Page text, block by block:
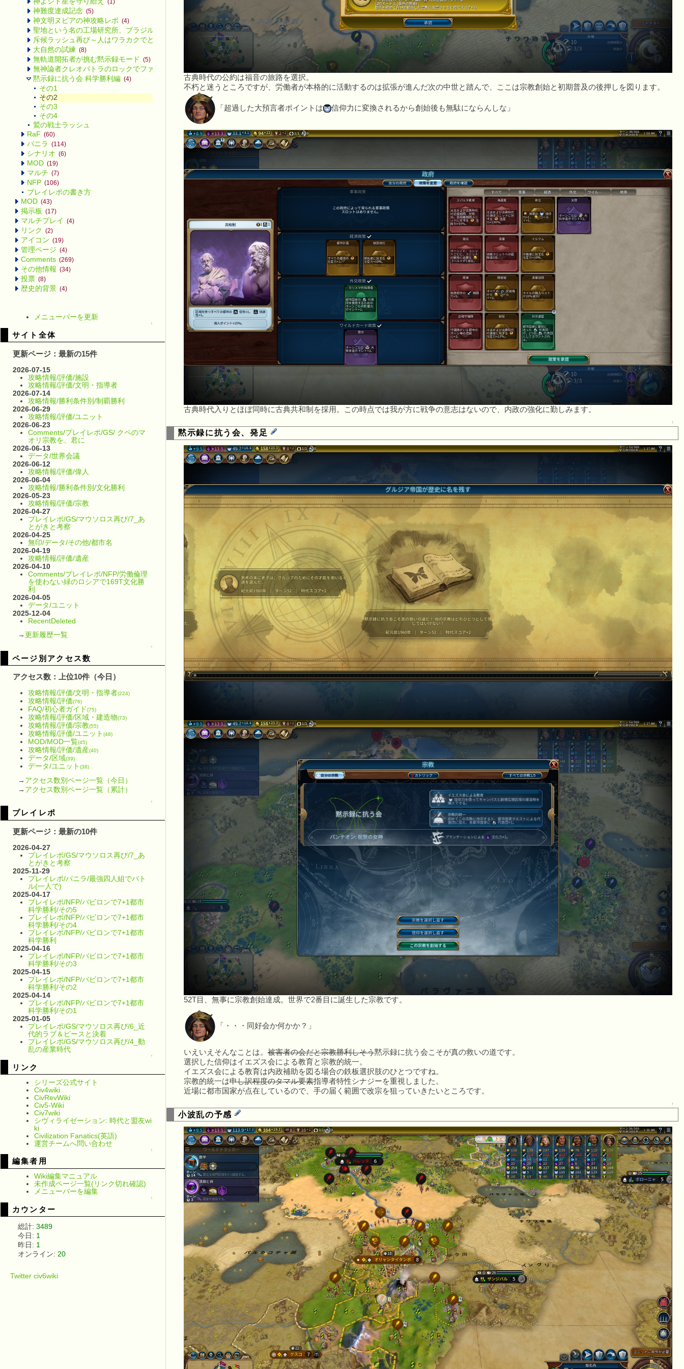
(1)
神難度達成記念 (5)
神文明ヌビアの神攻略レポ (4)
聖地という名の工場研究所、ブラジル
斥候ラッシュ再び～人はワラカクでどこまで行けるのか～(4)
大自然の試練 (8)
無軌道開拓者が挑む黙示録モード (5)
無神論者クレオパトラのロックでファラオな芸術革命
黙示録に抗う会 科学勝利編 (4)
その1
その2
その3
その4
鷲の戦士ラッシュ
RaF (60)
バニラ (114)
シナリオ (6)
MOD (19)
マルチ (7)
NFP (106)
プレイレポの書き方
MOD (43)
掲示板 (17)
マルチプレイ (4)
リンク (2)
アイコン (19)
管理ページ (4)
Comments (269)
その他情報 (34)
投票 (8)
歴史的背景 (4)
メニューバーを更新
↑
サイト全体
更新ページ：最新の15件
2026-07-15
攻略情報/評価/施設
攻略情報/評価/文明・指導者
2026-07-14
攻略情報/勝利条件別/制覇勝利
2026-06-29
攻略情報/評価/ユニット
2026-06-23
Comments/プレイレポ/GS/ クペのマ
オリ宗教を、君に
2026-06-13
データ/世界会議
2026-06-12
攻略情報/評価/偉人
2026-06-04
攻略情報/勝利条件別/文化勝利
2026-05-23
攻略情報/評価/宗教
2026-04-27
プレイレポ/GS/マウソロス再び/7_あ
とがきと考察
2026-04-25
無印/データ/その他/都市名
2026-04-19
攻略情報/評価/遺産
2026-04-10
Comments/プレイレポ/NFP/労働倫理
を使わない緑のロシアで169T文化勝
利
2026-04-05
データ/ユニット
2025-12-04
RecentDeleted
→更新履歴一覧
↑
ページ別アクセス数
アクセス数：上位10件（今日）
攻略情報/評価/文明・指導者(224)
攻略情報/評価(76)
FAQ/初心者ガイド(75)
攻略情報/評価/区域・建造物(73)
攻略情報/評価/宗教(55)
攻略情報/評価/ユニット (48)
MOD/MOD一覧(45)
攻略情報/評価/遺産(40)
データ/区域(39)
データ/ユニット (38)
→ アクセス数別ページ一覧（今日）
→ アクセス数別ページ一覧（累計）
↑
プレイレポ
更新ページ：最新の10件
2026-04-27
プレイレポ/GS/マウソロス再び/7_あ
とがきと考察
2025-11-29
プレイレポ/バニラ/最強四人組でバト
ル(一人で)
2025-04-17
プレイレポ/NFP/バビロンで7+1都市
科学勝利/その5
プレイレポ/NFP/バビロンで7+1都市
科学勝利/その4
プレイレポ/NFP/バビロンで7+1都市
科学勝利
2025-04-16
プレイレポ/NFP/バビロンで7+1都市
科学勝利/その3
2025-04-15
プレイレポ/NFP/バビロンで7+1都市
科学勝利/その2
2025-04-14
プレイレポ/NFP/バビロンで7+1都市
科学勝利/その1
2025-01-05
プレイレポ/GS/マウソロス再び/6_近
代的ラブ＆ピースと決着
プレイレポ/GS/マウソロス再び/4_動
乱の産業時代
↑
リンク
シリーズ公式サイト
Civ4wiki
CivRevWiki
Civ5-Wiki
Civ7wiki
シヴィライゼーション: 時代と盟友wi
ki
Civilization Fanatics(英語)
運営チームへ問い合わせ
↑
編集者用
Wiki編集マニュアル
未作成ページ一覧(リンク切れ確認)
メニューバーを編集
↑
カウンター
総計: 3489
今日: 1
昨日: 1
オンライン: 20
Twitter civ6wiki
古典時代の公約は福音の旅路を選択。
不朽と迷うところですが、労働者が本格的に活動するのは拡張が進んだ次の中世と踏んで、ここは宗教創始と初期普及の後押しを図ります。
「超過した大預言者ポイントは 信仰力に変換されるから創始後も無駄にならんしな」
古典時代入りとほぼ同時に古典共和制を採用。この時点では我が方に戦争の意志はないので、内政の強化に勤しみます。
↑
黙示録に抗う会、発足
52T目、無事に宗教創始達成。世界で2番目に誕生した宗教です。
「・・・同好会か何かか？」
いえいえそんなことは。 被害者の会だと宗教勝利しそう黙示録に抗う会こそが真の救いの道です。
選択した信仰はイエズス会による教育と宗教的統一。
イエズス会による教育は内政補助を図る場合の鉄板選択肢のひとつですね。
宗教的統一は申し訳程度のタマル要素指導者特性シナジーを重視しました。
近場に都市国家が点在しているので、手の届く範囲で改宗を狙っていきたいところです。
↑
小波乱の予感